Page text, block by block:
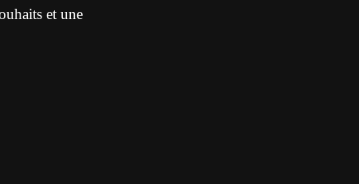
et une